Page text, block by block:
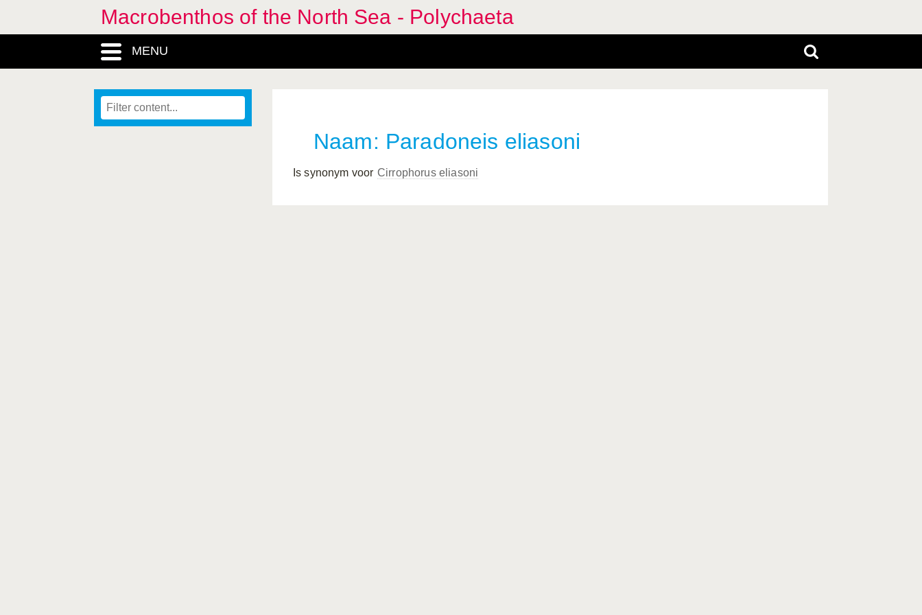
Macrobenthos of the North Sea - Polychaeta
MENU
Naam: Paradoneis eliasoni
Is synonym voor Cirrophorus eliasoni